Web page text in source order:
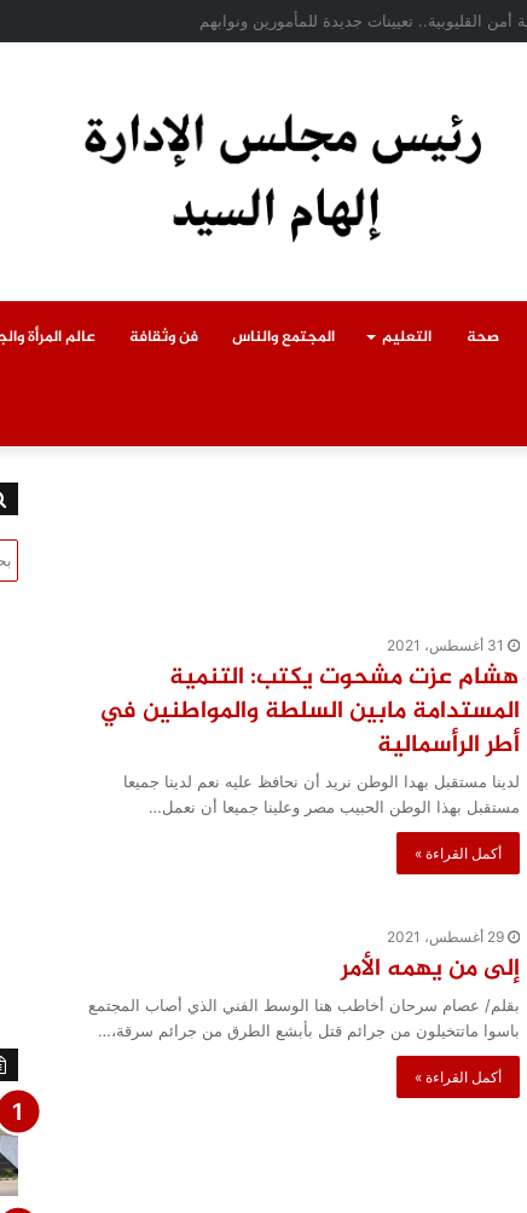
سقف أثناء إزالة مبنى مخالف بطوخ ويوجه بصرف إعانة عاجلة لأسرة العامل
صحة التعليم المجتمع والناس فن وثقافة عالم المرأة
31 أغسطس، 2021
هشام عزت مشحوت يكتب: التنمية
المستدامة مابين السلطة والمواطنين في
أطر الرأسمالية
لدينا مستقبل بهدا الوطن نريد أن نحافظ عليه نعم لدينا جميعا
مستقبل بهذا الوطن الحبيب مصر وعلينا جميعا أن نعمل…
أكمل القراءة »
29 أغسطس، 2021
إلى من يهمه الأمر
بقلم/ عصام سرحان أخاطب هنا الوسط الفني الذي أصاب المجتمع
باسوا ماتتخيلون من جرائم قتل بأبشع الطرق من جرائم سرقة،…
أكمل القراءة »